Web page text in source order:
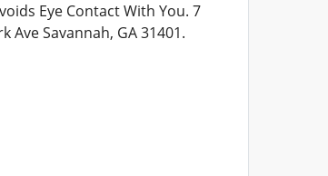
Eye Contact With You. 7
Ave Savannah, GA 31401.